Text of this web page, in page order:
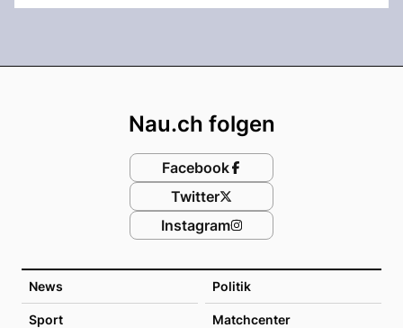
News Politik
Sport Matchcenter
Nau.ch folgen
Facebook
Twitter
Instagram